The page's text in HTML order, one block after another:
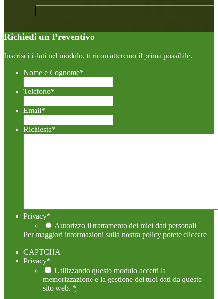
Richiedi un Preventivo
Inserisci i dati nel modulo, ti ricontatteremo il prima possibile.
Nome e Cognome*
Telefono*
Email*
Richiesta*
Privacy*
Autorizzo il trattamento dei miei dati personali
Per maggiori informazioni sulla nostra policy potete cliccare
CAPTCHA
Privacy*
Utilizzando questo modulo accetti la
memorizzazione e la gestione dei tuoi dati da questo
sito web. *